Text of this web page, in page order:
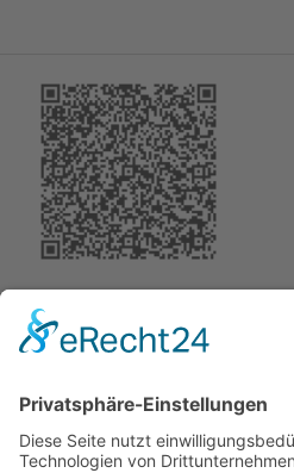
Schmitz | Haus- & Gartendesign
Jörg Schmitz
36284 Hohenroda-Mansbach